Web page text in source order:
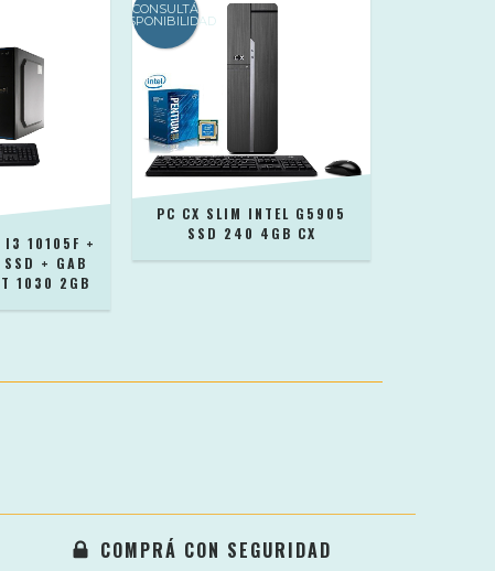
I3 10105F +
+ GAB
1030 2GB
CONSULTÁ
DISPONIBILIDAD
PC CX SLIM INTEL G5905
SSD 240 4GB CX
COMPRÁ CON SEGURIDAD